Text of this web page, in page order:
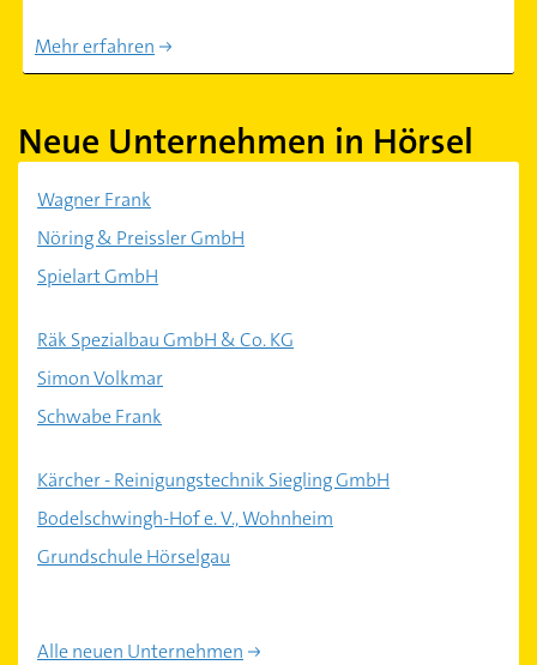
Mehr erfahren
Neue Unternehmen in Hörsel
Wagner Frank
Nöring & Preissler GmbH
Spielart GmbH
Räk Spezialbau GmbH & Co. KG
Simon Volkmar
Schwabe Frank
Kärcher - Reinigungstechnik Siegling GmbH
Bodelschwingh-Hof e. V., Wohnheim
Grundschule Hörselgau
Alle neuen Unternehmen